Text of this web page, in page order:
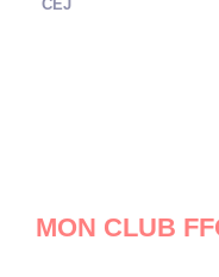
CEJ
MON CLUB